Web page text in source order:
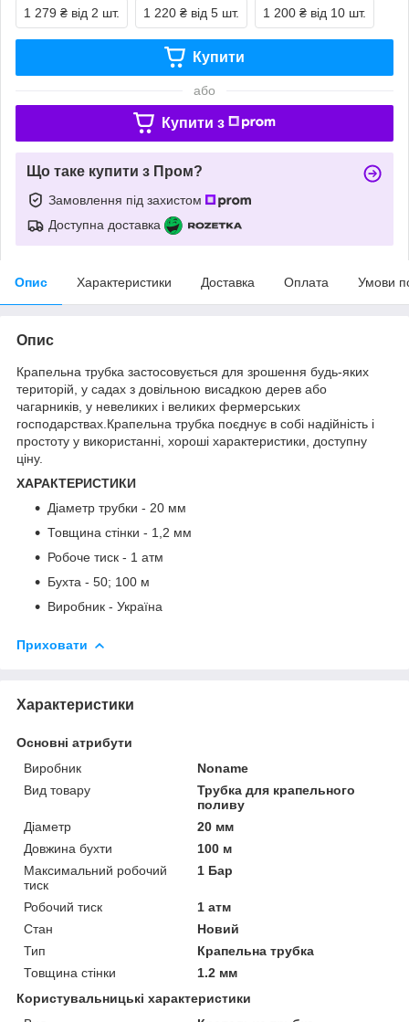
1 279 ₴ від 2 шт. 1 220 ₴ від 5 шт. 1 200 ₴ від 10 шт.
Купити
або
Купити з
Що таке купити з Пром?
Замовлення під захистом
Доступна доставка
Опис Характеристики Доставка Оплата Умови
Опис
Крапельна трубка застосовується для зрошення будь-яких
територій, у садах з довільною висадкою дерев або
чагарників, у невеликих і великих фермерських
господарствах.Крапельна трубка поєднує в собі надійність і
простоту у використанні, хороші характеристики, доступну
ціну.
ХАРАКТЕРИСТИКИ
Діаметр трубки - 20 мм
Товщина стінки - 1,2 мм
Робоче тиск - 1 атм
Бухта - 50; 100 м
Виробник - Україна
Приховати
Характеристики
Основні атрибути
Виробник
Noname
Вид товару
Трубка для крапельного
поливу
Діаметр
20 мм
Довжина бухти
100 м
Максимальний робочий
тиск
1 Бар
Робочий тиск
1 атм
Стан
Новий
Тип
Крапельна трубка
Товщина стінки
1.2 мм
Користувальницькі характеристики